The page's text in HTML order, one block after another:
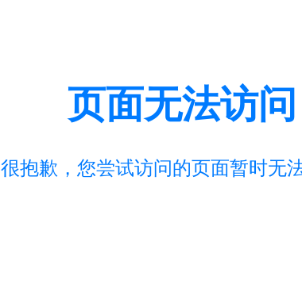
页面无法访问
很抱歉，您尝试访问的页面暂时无法